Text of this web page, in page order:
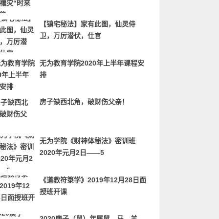
【镇宅秘法】家有此图，仙灵侍
卫，万厉潜伏，仕官
无为教育学院2020年上半年课程安
排
房子缺西北角，破财伤父亲！
无为学院《财神体秘法》密训班
2020年元月2日——5
《道教符箓学》2019年12月28日面
授班开课